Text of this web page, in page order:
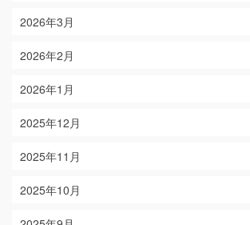
2026年3月
2026年2月
2026年1月
2025年12月
2025年11月
2025年10月